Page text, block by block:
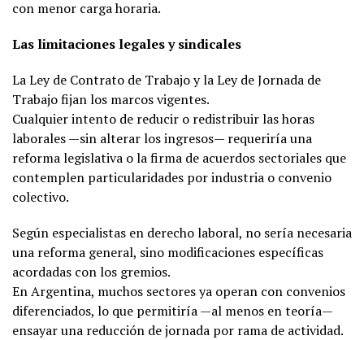
con menor carga horaria.
Las limitaciones legales y sindicales
La Ley de Contrato de Trabajo y la Ley de Jornada de
Trabajo fijan los marcos vigentes.
Cualquier intento de reducir o redistribuir las horas
laborales —sin alterar los ingresos— requeriría una
reforma legislativa o la firma de acuerdos sectoriales que
contemplen particularidades por industria o convenio
colectivo.
Según especialistas en derecho laboral, no sería necesaria
una reforma general, sino modificaciones específicas
acordadas con los gremios.
En Argentina, muchos sectores ya operan con convenios
diferenciados, lo que permitiría —al menos en teoría—
ensayar una reducción de jornada por rama de actividad.